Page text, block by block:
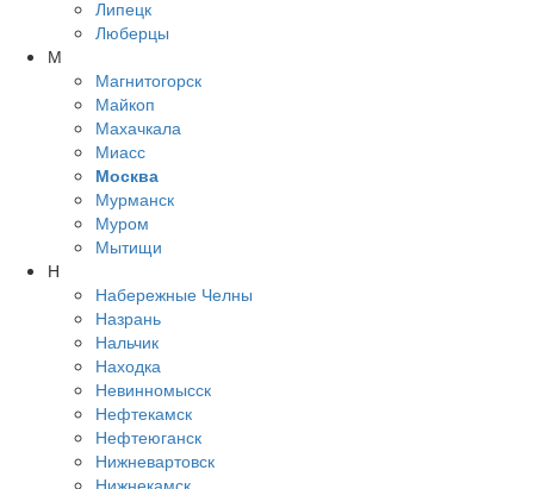
Липецк
Люберцы
М
Магнитогорск
Майкоп
Махачкала
Миасс
Москва
Мурманск
Муром
Мытищи
Н
Набережные Челны
Назрань
Нальчик
Находка
Невинномысск
Нефтекамск
Нефтеюганск
Нижневартовск